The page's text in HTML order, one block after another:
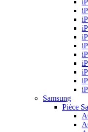
Samsung
Pièce